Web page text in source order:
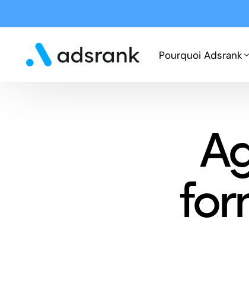
Pourquoi Adsrank
Expertises
Cas clients